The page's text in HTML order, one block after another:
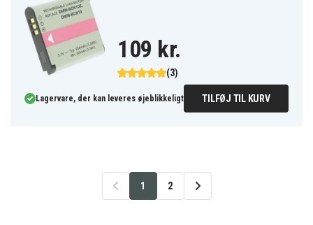
(3)
109 kr.
Lagervare, der kan leveres øjeblikkeligt TILFØJ TIL KURV
1 2